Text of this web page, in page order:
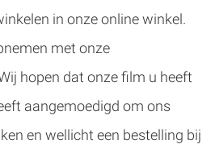
in onze online winkel.
met onze
hopen dat onze film u heeft
aangemoedigd om ons
en wellicht een bestelling bij